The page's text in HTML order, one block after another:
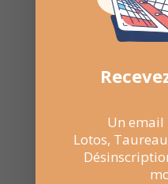
Un email
Lotos,